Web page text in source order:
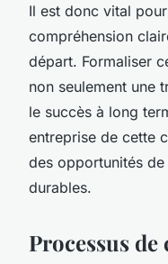
Il est donc vital
compréhension
départ. Formaliser
non seulement une
le succès à long
entreprise de cette
des opportunités
durables.
Processus